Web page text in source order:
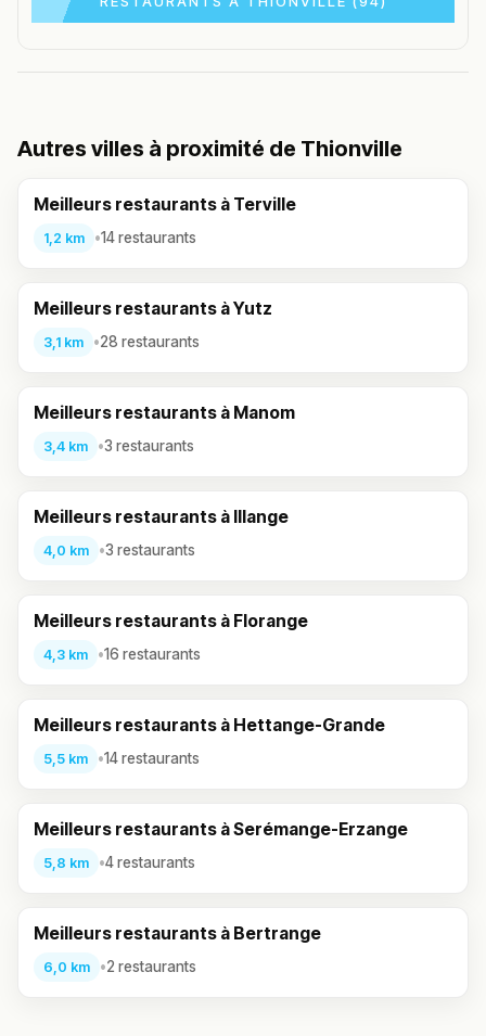
Autres villes à proximité de Thionville
Meilleurs restaurants à Terville
1,2 km •14 restaurants
Meilleurs restaurants à Yutz
3,1 km •28 restaurants
Meilleurs restaurants à Manom
3,4 km •3 restaurants
Meilleurs restaurants à Illange
4,0 km •3 restaurants
Meilleurs restaurants à Florange
4,3 km •16 restaurants
Meilleurs restaurants à Hettange-Grande
5,5 km •14 restaurants
Meilleurs restaurants à Serémange-Erzange
5,8 km •4 restaurants
Meilleurs restaurants à Bertrange
6,0 km •2 restaurants